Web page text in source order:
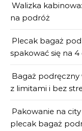
Walizka
na podróż
Plecak bagaż
spakować się na 4
Bagaż podręczny
z limitami i bez
Pakowanie na
plecak bagaż